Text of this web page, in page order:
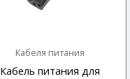
Кабеля питания
Кабель питания для